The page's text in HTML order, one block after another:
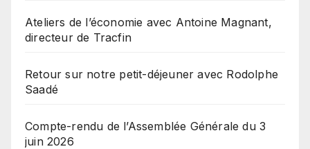
Ateliers de l’économie avec Antoine Magnant,
directeur de Tracfin
Retour sur notre petit-déjeuner avec Rodolphe
Saadé
Compte-rendu de l’Assemblée Générale du 3
juin 2026